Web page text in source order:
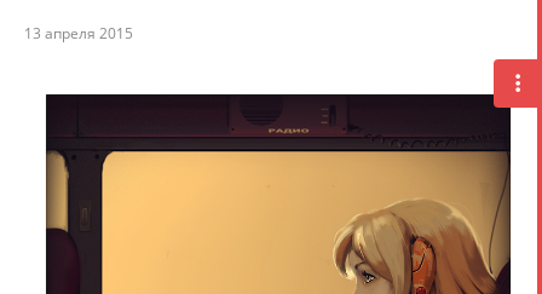
13 апреля 2015